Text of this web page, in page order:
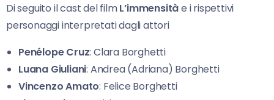
Di seguito il cast del filmL’immensitàe i rispettivi
personaggi interpretati dagli attori
Penélope Cruz: Clara Borghetti
Luana Giuliani: Andrea (Adriana) Borghetti
Vincenzo Amato: Felice Borghetti